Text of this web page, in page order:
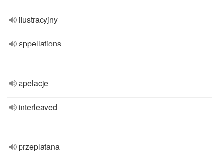
ilustracyjny
appellations
apelacje
interleaved
przeplatana